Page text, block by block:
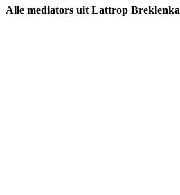
Alle mediators uit Lattrop